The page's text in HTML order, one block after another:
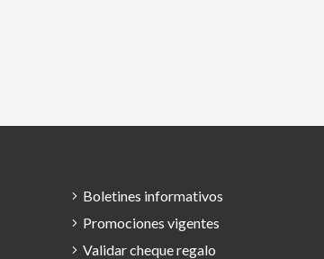
Boletines informativos
Promociones vigentes
Validar cheque regalo